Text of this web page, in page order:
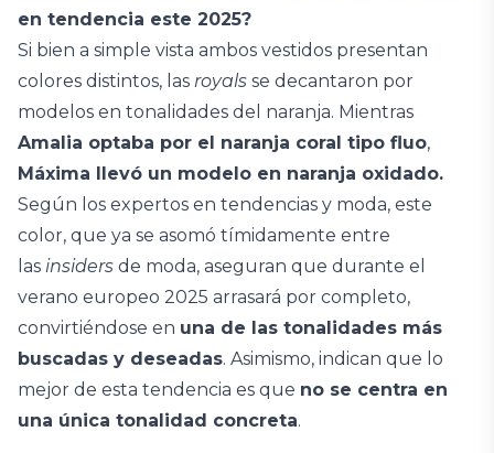
en tendencia este 2025?
Si bien a simple vista ambos vestidos presentan
colores distintos, las royals se decantaron por
modelos en tonalidades del naranja. Mientras
Amalia optaba por el naranja coral tipo fluo,
Máxima llevó un modelo en naranja oxidado.
Según los expertos en tendencias y moda, este
color, que ya se asomó tímidamente entre
las insiders de moda, aseguran que durante el
verano europeo 2025 arrasará por completo,
convirtiéndose en una de las tonalidades más
buscadas y deseadas. Asimismo, indican que lo
mejor de esta tendencia es que no se centra en
una única tonalidad concreta.